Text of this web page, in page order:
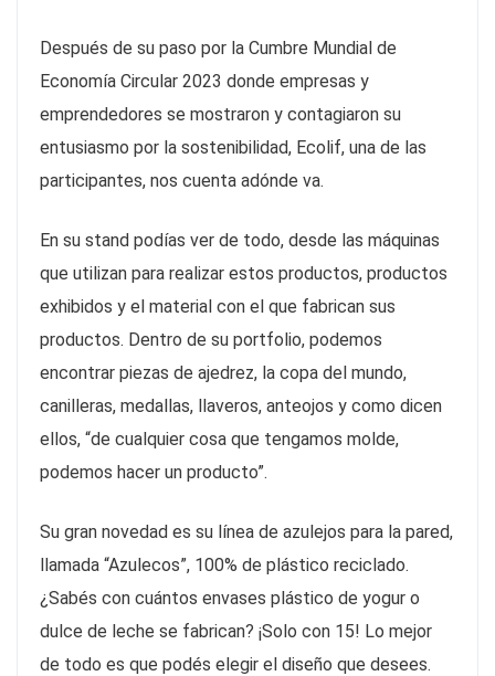
Después de su paso por la Cumbre Mundial de
Economía Circular 2023 donde empresas y
emprendedores se mostraron y contagiaron su
entusiasmo por la sostenibilidad, Ecolif, una de las
participantes, nos cuenta adónde va.
En su stand podías ver de todo, desde las máquinas
que utilizan para realizar estos productos, productos
exhibidos y el material con el que fabrican sus
productos. Dentro de su portfolio, podemos
encontrar piezas de ajedrez, la copa del mundo,
canilleras, medallas, llaveros, anteojos y como dicen
ellos, “de cualquier cosa que tengamos molde,
podemos hacer un producto”.
Su gran novedad es su línea de azulejos para la pared,
llamada “Azulecos”, 100% de plástico reciclado.
¿Sabés con cuántos envases plástico de yogur o
dulce de leche se fabrican? ¡Solo con 15! Lo mejor
de todo es que podés elegir el diseño que desees.